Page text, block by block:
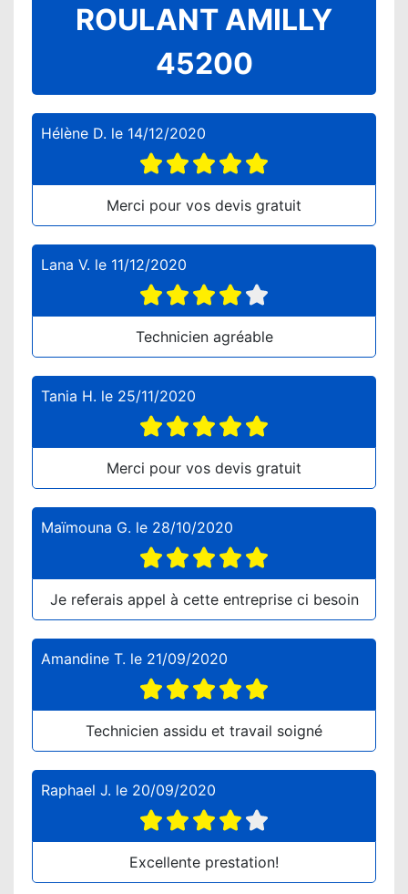
ROULANT AMILLY
45200
Hélène D. le 14/12/2020
Merci pour vos devis gratuit
Lana V. le 11/12/2020
Technicien agréable
Tania H. le 25/11/2020
Merci pour vos devis gratuit
Maïmouna G. le 28/10/2020
Je referais appel à cette entreprise ci besoin
Amandine T. le 21/09/2020
Technicien assidu et travail soigné
Raphael J. le 20/09/2020
Excellente prestation!